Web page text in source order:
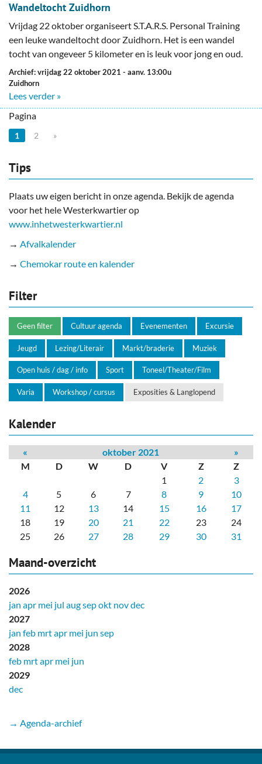
Wandeltocht Zuidhorn
Vrijdag 22 oktober organiseert S.T.A.R.S. Personal Training
een leuke wandeltocht door Zuidhorn. Het is een wandel
tocht van ongeveer 5 kilometer en is leuk voor jong en oud.
Archief: vrijdag 22 oktober 2021 - aanv. 13:00u
Zuidhorn
Lees verder »
Pagina
1 2 »
Tips
Plaats uw eigen bericht in onze agenda. Bekijk de agenda
voor het hele Westerkwartier op
www.inhetwesterkwartier.nl
→ Afvalkalender
→ Chemokar route en kalender
Filter
Geen filter Cultuur agenda Evenementen Excursie
Jeugd Lezing/Literair Markt/braderie Muziek
Open huis / dag / info Sport Toneel/Theater/Film
Varia Workshop / cursus Exposities & Langlopend
Kalender
« oktober 2021
»
M
D W D V Z
Z
1
2
3
4
5 6 7 8 9
10
11
12 13 14 15 16
17
18
19 20 21 22 23
24
25
26 27 28 29 30 31
Maand-overzicht
2026
jan apr mei jul augsepokt novdec
2027
jan feb mrtapr mei jun sep
2028
feb mrtapr mei jun
2029
dec
→ Agenda-archief